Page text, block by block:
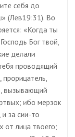
себя до
(Лев19:31). Во
«Когда ты
Бог твой,
делали
проводящий
прорицатель,
вызывающий
ибо мерзок
за сии-то
от лица твоего;